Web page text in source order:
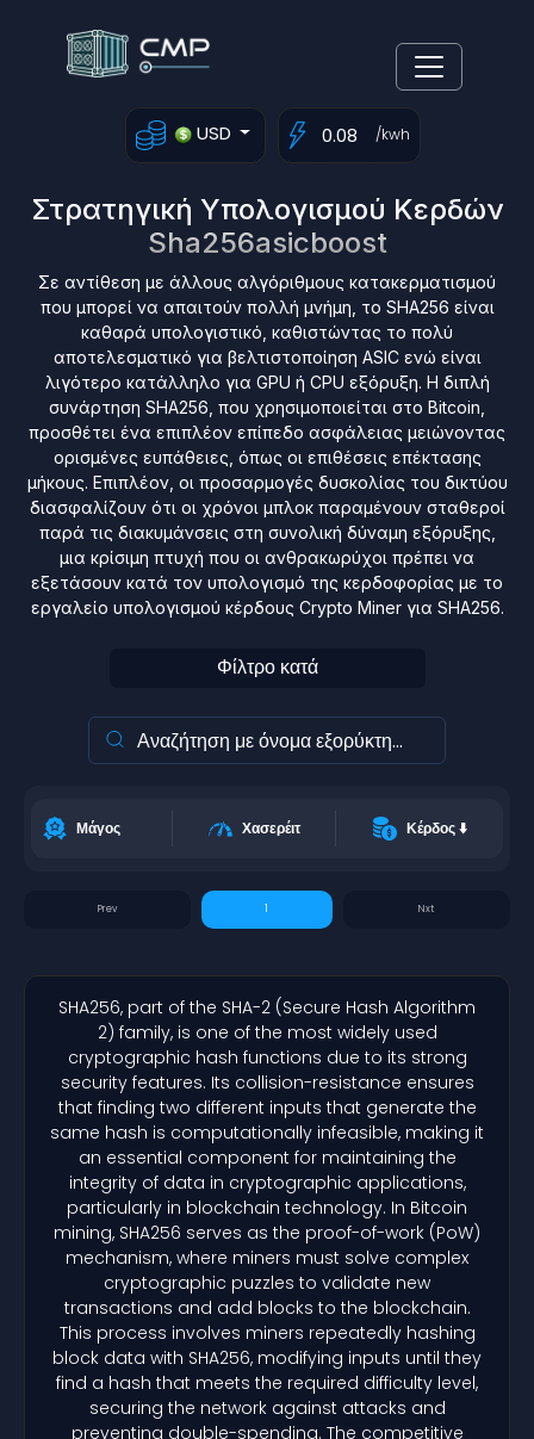
USD /kwh
Στρατηγική Υπολογισμού Κερδών
Sha256asicboost
Σε αντίθεση με άλλους αλγόριθμους κατακερματισμού
που μπορεί να απαιτούν πολλή μνήμη, το SHA256 είναι
καθαρά υπολογιστικό, καθιστώντας το πολύ
αποτελεσματικό για βελτιστοποίηση ASIC ενώ είναι
λιγότερο κατάλληλο για GPU ή CPU εξόρυξη. Η διπλή
συνάρτηση SHA256, που χρησιμοποιείται στο Bitcoin,
προσθέτει ένα επιπλέον επίπεδο ασφάλειας μειώνοντας
ορισμένες ευπάθειες, όπως οι επιθέσεις επέκτασης
μήκους. Επιπλέον, οι προσαρμογές δυσκολίας του δικτύου
διασφαλίζουν ότι οι χρόνοι μπλοκ παραμένουν σταθεροί
παρά τις διακυμάνσεις στη συνολική δύναμη εξόρυξης,
μια κρίσιμη πτυχή που οι ανθρακωρύχοι πρέπει να
εξετάσουν κατά τον υπολογισμό της κερδοφορίας με το
εργαλείο υπολογισμού κέρδους Crypto Miner για SHA256.
Φίλτρο κατά
Μάγος Χασερέιτ Κέρδος⬇️
1
SHA256, part of the SHA-2 (Secure Hash Algorithm
2) family, is one of the most widely used
cryptographic hash functions due to its strong
security features. Its collision-resistance ensures
that finding two different inputs that generate the
same hash is computationally infeasible, making it
an essential component for maintaining the
integrity of data in cryptographic applications,
particularly in blockchain technology. In Bitcoin
mining, SHA256 serves as the proof-of-work (PoW)
mechanism, where miners must solve complex
cryptographic puzzles to validate new
transactions and add blocks to the blockchain.
This process involves miners repeatedly hashing
block data with SHA256, modifying inputs until they
find a hash that meets the required difficulty level,
securing the network against attacks and
preventing double-spending. The competitive